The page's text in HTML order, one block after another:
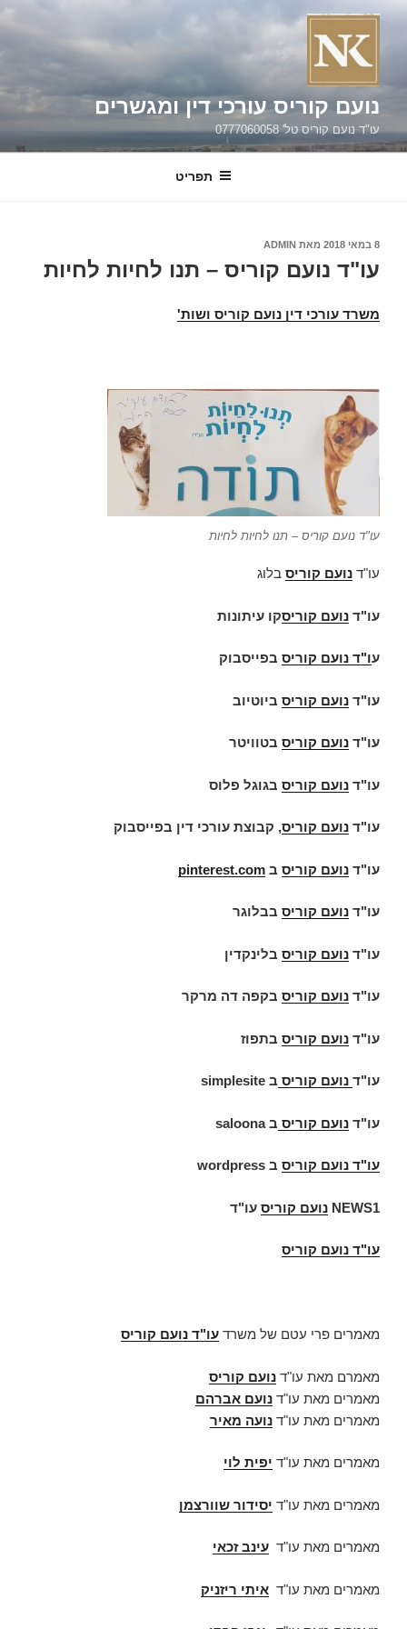
דילוג
נועם קוריס עורכי דין ומגשרים
עו"ד נועם קוריס טל' 0777060058
תפריט
פורסם
8 במאי 2018 מאת ADMIN
עו"ד נועם קוריס – תנו לחיות לחיות
משרד עורכי דין נועם קוריס ושות'
עו"ד נועם קוריס – תנו לחיות לחיות
עו"ד נועם קוריס בלוג
עו"ד נועם קוריסקו עיתונות
עו"ד נועם קוריס בפייסבוק
עו"ד נועם קוריס ביוטיוב
עו"ד נועם קוריס בטוויטר
עו"ד נועם קוריס בגוגל פלוס
עו"ד נועם קוריס, קבוצת עורכי דין בפייסבוק
עו"ד נועם קוריס ב pinterest.com
עו"ד נועם קוריס בבלוגר
עו"ד נועם קוריס בלינקדין
עו"ד נועם קוריס בקפה דה מרקר
עו"ד נועם קוריס בתפוז
עו"ד נועם קוריס ב simplesite
עו"ד נועם קוריס בsaloona
עו"ד נועם קוריס ב wordpress
NEWS1 נועם קוריס עו"ד
עו"ד נועם קוריס
מאמרים פרי עטם של משרד עו"ד נועם קוריס
מאמרם מאת עו"ד נועם קוריס
מאמרים מאת עו"ד נועם אברהם
מאמרים מאת עו"ד נועה מאיר
מאמרים מאת עו"ד יפית לוי
מאמרים מאת עו"ד יסידור שוורצמן
מאמרים מאת עו"ד עינב זכאי
מאמרים מאת עו"ד איתי ריזניק